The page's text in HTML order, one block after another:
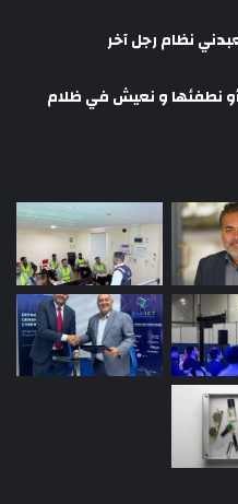
نظام رجل آخر
أو نطفئها و نعيش في ظلام